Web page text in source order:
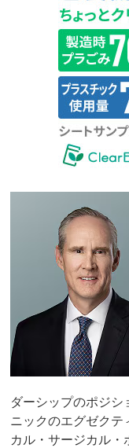
ダーシップのポジシ
ニックのエグゼクテ
カル・サージカル・